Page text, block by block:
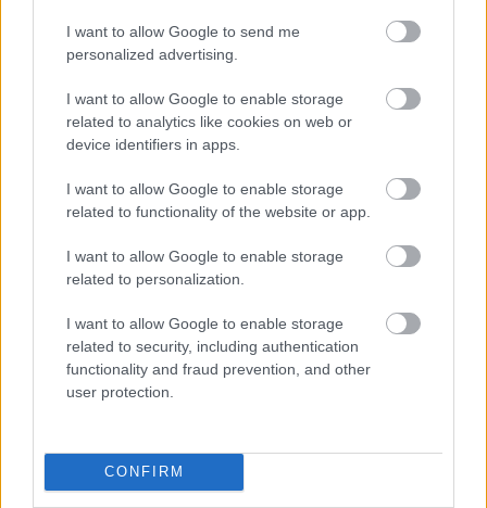
I want to allow Google to send me
personalized advertising.
I want to allow Google to enable storage
related to analytics like cookies on web or
device identifiers in apps.
I want to allow Google to enable storage
related to functionality of the website or app.
I want to allow Google to enable storage
related to personalization.
I want to allow Google to enable storage
related to security, including authentication
functionality and fraud prevention, and other
user protection.
CONFIRM
A világ legveszélyesebb migrációs útvonalai: A Közép-
Mediterrán útvonal, A Darién-régió és az Indiai-óceáni
Manaus: a dzsungel szívének városa
Magyarország rejtett gyöngyszemei